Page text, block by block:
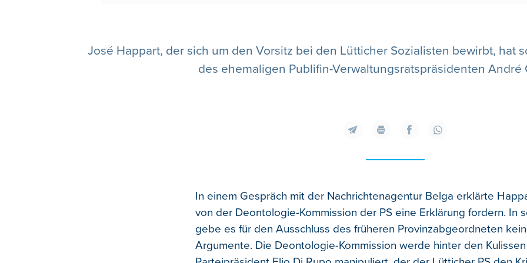
José Happart, der sich um den Vorsitz bei den Lütticher Sozialisten bewirbt, hat
des ehemaligen Publifin-Verwaltungsratspräsidenten André
In einem Gespräch mit der Nachrichtenagentur Belga erklärte
von der Deontologie-Kommission der PS eine Erklärung fordern. In
gebe es für den Ausschluss des früheren Provinzabgeordneten
Argumente. Die Deontologie-Kommission werde hinter den